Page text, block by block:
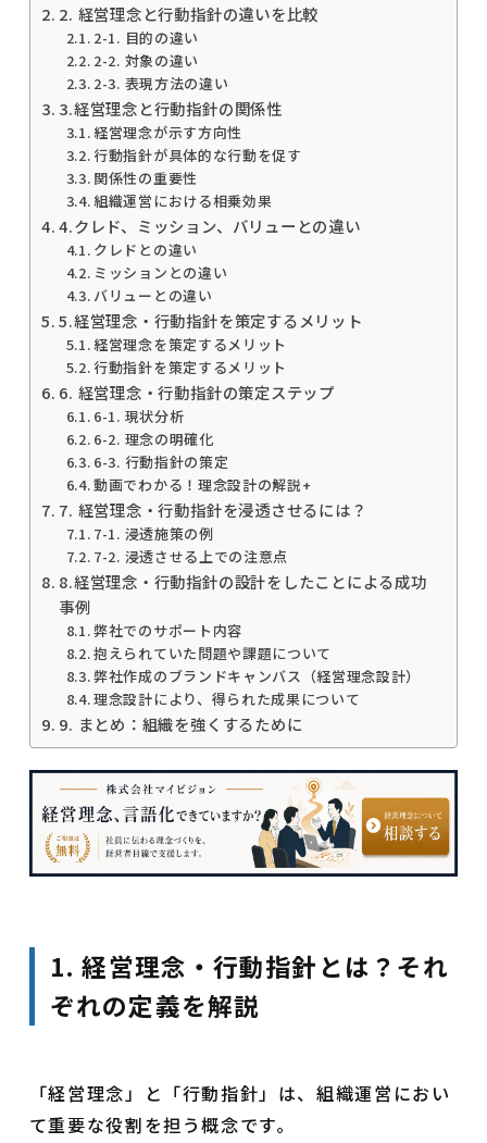
2. 経営理念と行動指針の違いを比較
2-1. 目的の違い
2-2. 対象の違い
2-3. 表現方法の違い
3.経営理念と行動指針の関係性
経営理念が示す方向性
行動指針が具体的な行動を促す
関係性の重要性
組織運営における相乗効果
4.クレド、ミッション、バリューとの違い
クレドとの違い
ミッションとの違い
バリューとの違い
5.経営理念・行動指針を策定するメリット
経営理念を策定するメリット
行動指針を策定するメリット
6. 経営理念・行動指針の策定ステップ
6-1. 現状分析
6-2. 理念の明確化
6-3. 行動指針の策定
動画でわかる！理念設計の解説+
7. 経営理念・行動指針を浸透させるには？
7-1. 浸透施策の例
7-2. 浸透させる上での注意点
8.経営理念・行動指針の設計をしたことによる成功
事例
弊社でのサポート内容
抱えられていた問題や課題について
弊社作成のブランドキャンバス（経営理念設計）
理念設計により、得られた成果について
9. まとめ：組織を強くするために
1. 経営理念・行動指針とは？それ
ぞれの定義を解説
「経営理念」と「行動指針」は、組織運営におい
て重要な役割を担う概念です。